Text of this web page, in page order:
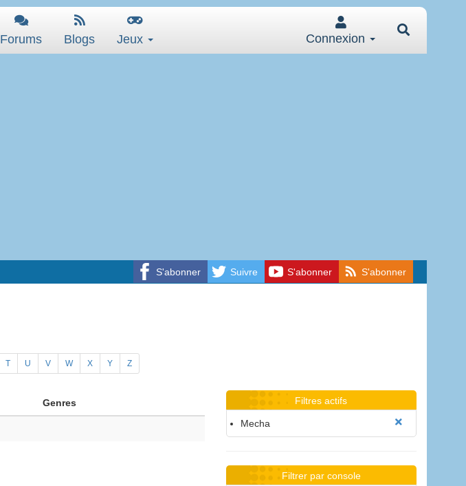
Forums Blogs Jeux Connexion
S'abonner Suivre S'abonner S'abonner
T U V W X Y Z
Genres Filtres actifs
Mecha
Filtrer par console